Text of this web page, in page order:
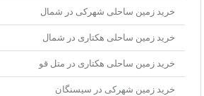
خرید زمین ساحلی شهرکی در شمال
خرید زمین ساحلی هکتاری در شمال
خرید زمین ساحلی هکتاری در متل قو
خرید زمین شهرکی در سیسنگان